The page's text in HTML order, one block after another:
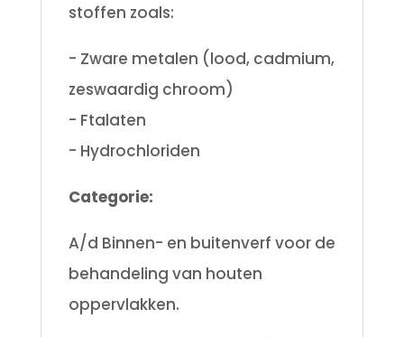
stoffen zoals:
- Zware metalen (lood, cadmium,
zeswaardig chroom)
- Ftalaten
- Hydrochloriden
Categorie:
A/d Binnen- en buitenverf voor de
behandeling van houten
oppervlakken.